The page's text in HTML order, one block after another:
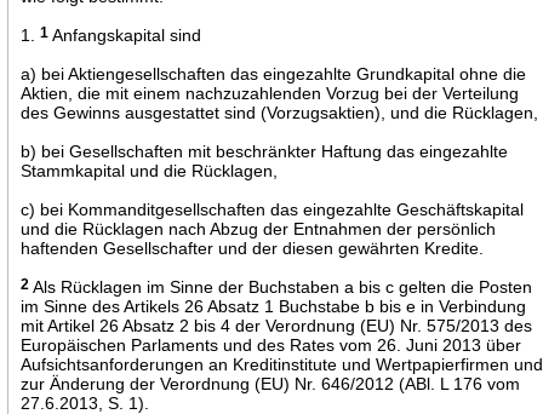
1.1 Anfangskapital sind
a) bei Aktiengesellschaften das eingezahlte Grundkapital ohne die
Aktien, die mit einem nachzuzahlenden Vorzug bei der Verteilung
des Gewinns ausgestattet sind (Vorzugsaktien), und die Rücklagen,
b) bei Gesellschaften mit beschränkter Haftung das eingezahlte
Stammkapital und die Rücklagen,
c) bei Kommanditgesellschaften das eingezahlte Geschäftskapital
und die Rücklagen nach Abzug der Entnahmen der persönlich
haftenden Gesellschafter und der diesen gewährten Kredite.
2 Als Rücklagen im Sinne der Buchstaben a bis c gelten die Posten
im Sinne des Artikels 26 Absatz 1 Buchstabe b bis e in Verbindung
mit Artikel 26 Absatz 2 bis 4 der Verordnung (EU) Nr. 575/2013 des
Europäischen Parlaments und des Rates vom 26. Juni 2013 über
Aufsichtsanforderungen an Kreditinstitute und Wertpapierfirmen und
zur Änderung der Verordnung (EU) Nr. 646/2012 (ABl. L 176 vom
27.6.2013, S. 1).